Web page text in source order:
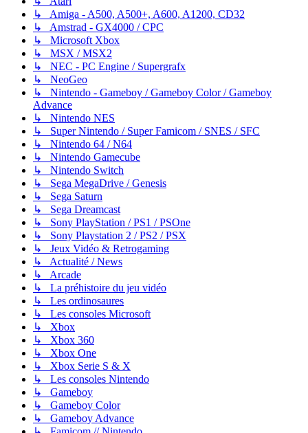
↳ Amiga - A500, A500+, A600, A1200, CD32
↳ Amstrad - GX4000 / CPC
↳ Microsoft Xbox
↳ MSX / MSX2
↳ NEC - PC Engine / Supergrafx
↳ NeoGeo
↳ Nintendo - Gameboy / Gameboy Color / Gameboy
Advance
↳ Nintendo NES
↳ Super Nintendo / Super Famicom / SNES / SFC
↳ Nintendo 64 / N64
↳ Nintendo Gamecube
↳ Nintendo Switch
↳ Sega MegaDrive / Genesis
↳ Sega Saturn
↳ Sega Dreamcast
↳ Sony PlayStation / PS1 / PSOne
↳ Sony Playstation 2 / PS2 / PSX
↳ Jeux Vidéo & Retrogaming
↳ Actualité / News
↳ Arcade
↳ La préhistoire du jeu vidéo
↳ Les ordinosaures
↳ Les consoles Microsoft
↳ Xbox
↳ Xbox 360
↳ Xbox One
↳ Xbox Serie S & X
↳ Les consoles Nintendo
↳ Gameboy
↳ Gameboy Color
↳ Gameboy Advance